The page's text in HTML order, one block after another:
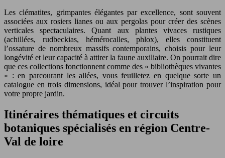
Les clématites, grimpantes élégantes par excellence, sont souvent
associées aux rosiers lianes ou aux pergolas pour créer des scènes
verticales spectaculaires. Quant aux plantes vivaces rustiques
(achillées, rudbeckias, hémérocalles, phlox), elles constituent
l’ossature de nombreux massifs contemporains, choisis pour leur
longévité et leur capacité à attirer la faune auxiliaire. On pourrait dire
que ces collections fonctionnent comme des « bibliothèques vivantes
» : en parcourant les allées, vous feuilletez en quelque sorte un
catalogue en trois dimensions, idéal pour trouver l’inspiration pour
votre propre jardin.
Itinéraires thématiques et circuits
botaniques spécialisés en région Centre-
Val de loire